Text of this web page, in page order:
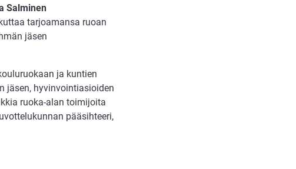
Salminen
tarjoamansa ruoan
jäsen
ja kuntien
jäsen, hyvinvointiasioiden
ruoka-alan toimijoita
pääsihteeri,